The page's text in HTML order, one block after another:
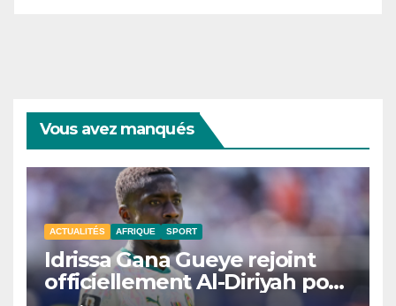
Vous avez manqués
ACTUALITÉS AFRIQUE SPORT
Idrissa Gana Gueye rejoint
officiellement Al-Diriyah pour